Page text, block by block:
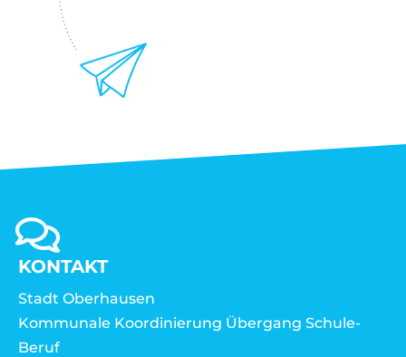
KONTAKT
Stadt Oberhausen
Kommunale Koordinierung Übergang Schule-
Beruf